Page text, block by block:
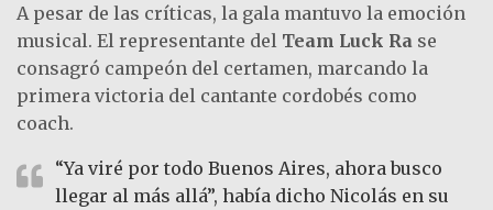
A pesar de las críticas, la gala mantuvo la emoción
musical. El representante del Team Luck Ra se
consagró campeón del certamen, marcando la
primera victoria del cantante cordobés como
coach.
“Ya viré por todo Buenos Aires, ahora busco
llegar al más allá”, había dicho Nicolás en su